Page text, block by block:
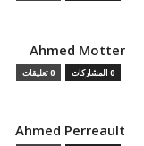
Ahmed Motter
0 المشاركات 0 تعليقات
Ahmed Perreault